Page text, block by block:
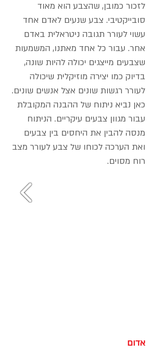
לזכור כמובן, שהצבע הוא מאוד
סובייקטיבי. צבע שנעים לאדם אחד
עשוי לעורר תגובה ניטראלית באדם
אחר. עבור כל אחד מאתנו, המשמעות
שצבעים מייצגים יכולה להיות שונה,
בדיוק כמו יצירה מוזיקלית שיכולה
לעורר רגשות שונים אצל אנשים שונים.
כאן נביא ניתוח של ההבנה המקובלת
עבור מגוון צבעים עיקריים. הניתוח
מנסה להבין את היחסים בין צבעים
ואת הערכה לכוחו של צבע לעורר מצב
רוח מסוים.
אדום